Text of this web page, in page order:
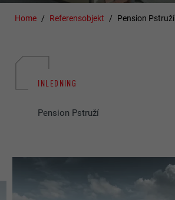
Home Referensobjekt Pension Pstruží
INLEDNING
Pension Pstruží